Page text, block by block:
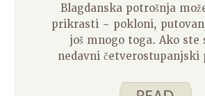
Blagdanska potrošnja
prikrasti – pokloni,
još mnogo toga. Ako
nedavni četverostupanjski
već ste ispred. Sada, idite